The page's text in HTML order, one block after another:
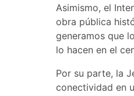
Asimismo, el
obra pública
generamos que
lo hacen en el
Por su parte, la
conectividad en